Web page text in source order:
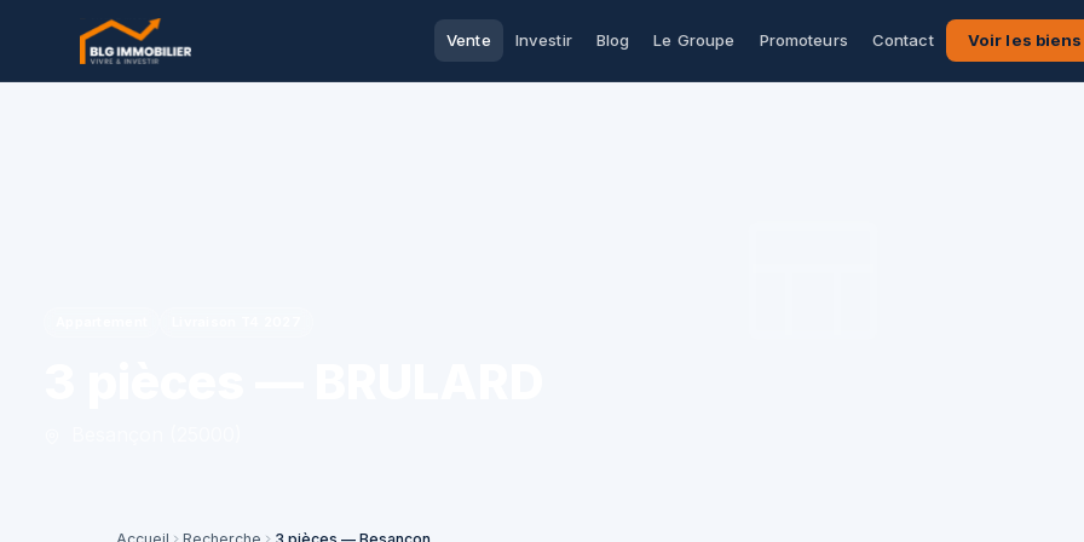
Vente Investir Blog Le Groupe Promoteurs Contact Voir les biens